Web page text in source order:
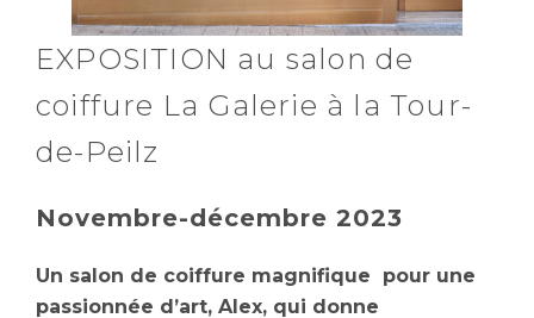
EXPOSITION au salon de
coiffure La Galerie à la Tour-
de-Peilz
Novembre-décembre 2023
Un salon de coiffure magnifique pour une
passionnée d’art, Alex, qui donne